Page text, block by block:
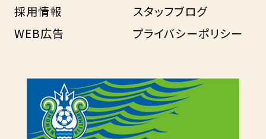
採用情報
スタッフブログ
WEB広告
プライバシーポリシー